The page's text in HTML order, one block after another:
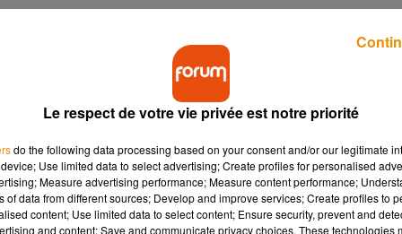
proposent plus de 500 évènements du 5 au 9
vous à destination des jeunes. Un concours de
sont notamment au programme.
placée cette année sous le thème de “la mer”. Comme tous les
thèmes qui essayent de traiter l’ensemble des périodes, de
universelle. La mer sera donc à l’honneur, à travers 555
salon littéraire sont au programme. Et parmi les
Le respect de votre vie privée est notre priorité
do the following data processing based on your consent and/or our legitimate
Use limited data to select advertising; Create profiles for personalised
Measure advertising performance; Measure content performance;
of data from different sources; Develop and improve services; Create profiles to
content; Use limited data to select content; Ensure security, prevent and
and content; Save and communicate privacy choices. These technologies